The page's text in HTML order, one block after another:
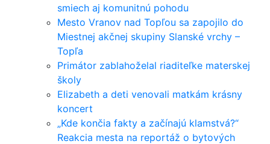
smiech aj komunitnú pohodu
Mesto Vranov nad Topľou sa zapojilo do
Miestnej akčnej skupiny Slanské vrchy –
Topľa
Primátor zablahoželal riaditeľke materskej
školy
Elizabeth a deti venovali matkám krásny
koncert
„Kde končia fakty a začínajú klamstvá?“
Reakcia mesta na reportáž o bytových